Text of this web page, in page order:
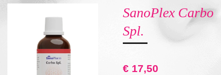
SanoPlex Carbo
Spl.
€ 17,50